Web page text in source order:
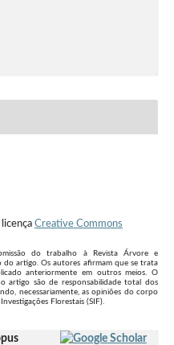
Creative Commons
do trabalho à Revista Árvore e
do artigo. Os autores afirmam que se trata
anteriormente em outros meios. O
artigo são de responsabilidade total dos
necessariamente, as opiniões do corpo
Florestais (SIF).